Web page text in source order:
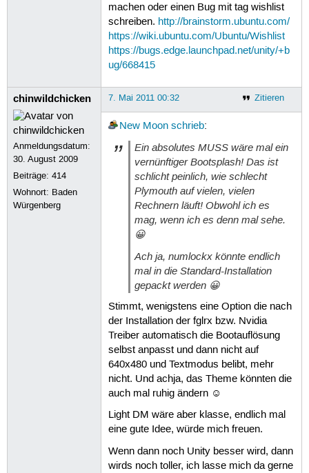
machen oder einen Bug mit tag wishlist
schreiben. http://brainstorm.ubuntu.com/
https://wiki.ubuntu.com/Ubuntu/Wishlist
https://bugs.edge.launchpad.net/unity/+b
ug/668415
chinwildchicken
Anmeldungsdatum:
30. August 2009
Beiträge:414
Wohnort: Baden
Würgenberg
Zitieren
7. Mai 2011 00:32
New Moon schrieb:
Ein absolutes MUSS wäre mal ein
vernünftiger Bootsplash! Das ist
schlicht peinlich, wie schlecht
Plymouth auf vielen, vielen
Rechnern läuft! Obwohl ich es
mag, wenn ich es denn mal sehe.
😀
Ach ja, numlockx könnte endlich
mal in die Standard-Installation
gepackt werden 😀
Stimmt, wenigstens eine Option die nach
der Installation der fglrx bzw. Nvidia
Treiber automatisch die Bootauflösung
selbst anpasst und dann nicht auf
640x480 und Textmodus belibt, mehr
nicht. Und achja, das Theme könnten die
auch mal ruhig ändern ☺
Light DM wäre aber klasse, endlich mal
eine gute Idee, würde mich freuen.
Wenn dann noch Unity besser wird, dann
wirds noch toller, ich lasse mich da gerne